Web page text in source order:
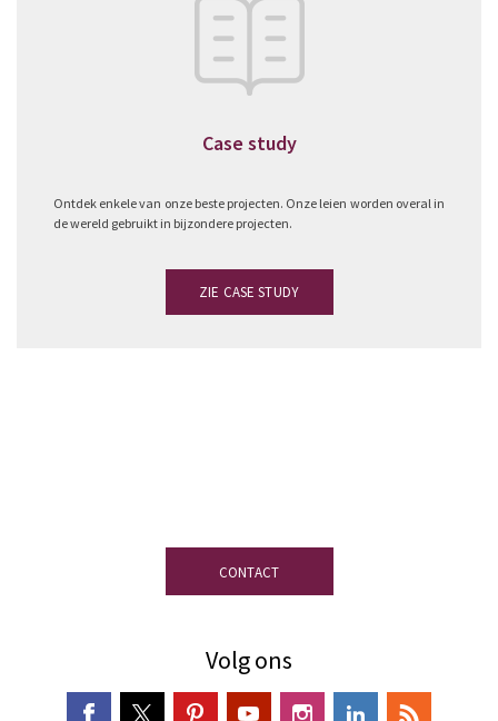
Case study
Ontdek enkele van onze beste projecten. Onze leien worden overal in
de wereld gebruikt in bijzondere projecten.
ZIE CASE STUDY
CONTACT
Volg ons